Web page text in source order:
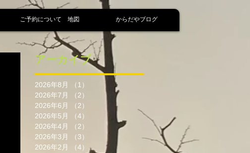
ご予約について 地図 からだやブログ
アーカイブ
2026年8月 （1）
1件の記事
2026年7月
（2）
2件の記事
2026年6月
（2）
2件の記事
2026年5月
（4）
2026年4月
（2）
2件の記事
2026年3月
（3）
3件の記事
2026年2月
（4）
4件の記事